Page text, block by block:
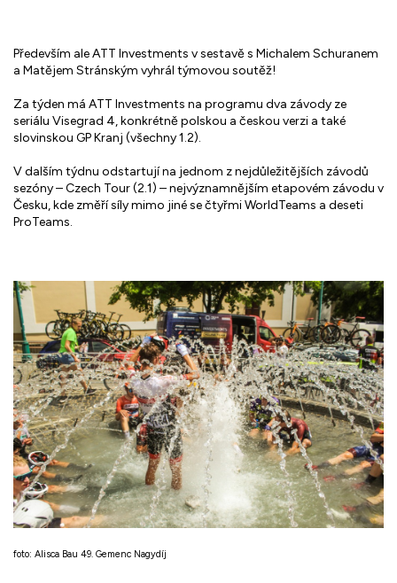
Především ale ATT Investments v sestavě s Michalem Schuranem
a Matějem Stránským vyhrál týmovou soutěž!
Za týden má ATT Investments na programu dva závody ze
seriálu Visegrad 4, konkrétně polskou a českou verzi a také
slovinskou GP Kranj (všechny 1.2).
V dalším týdnu odstartují na jednom z nejdůležitějších závodů
sezóny – Czech Tour (2.1) – nejvýznamnějším etapovém závodu v
Česku, kde změří síly mimo jiné se čtyřmi WorldTeams a deseti
ProTeams.
foto: Alisca Bau 49. Gemenc Nagydíj